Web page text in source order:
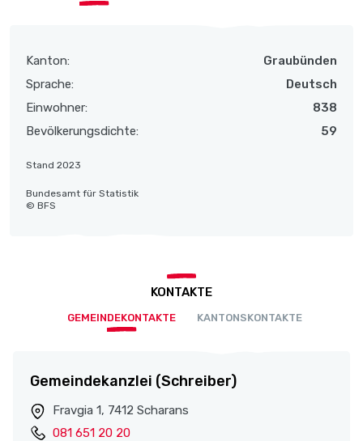
Kanton:
Graubünden
Sprache:
Deutsch
Einwohner:
838
Bevölkerungsdichte:
59
Stand 2023
Bundesamt für Statistik
© BFS
KONTAKTE
GEMEINDEKONTAKTE KANTONSKONTAKTE
Gemeindekanzlei (Schreiber)
Fravgia 1, 7412 Scharans
081 651 20 20